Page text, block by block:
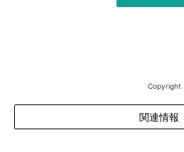
Copyright
関連情報